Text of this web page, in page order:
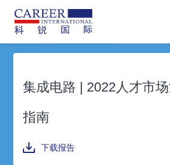
集成电路 | 2022人才市
指南
下载报告